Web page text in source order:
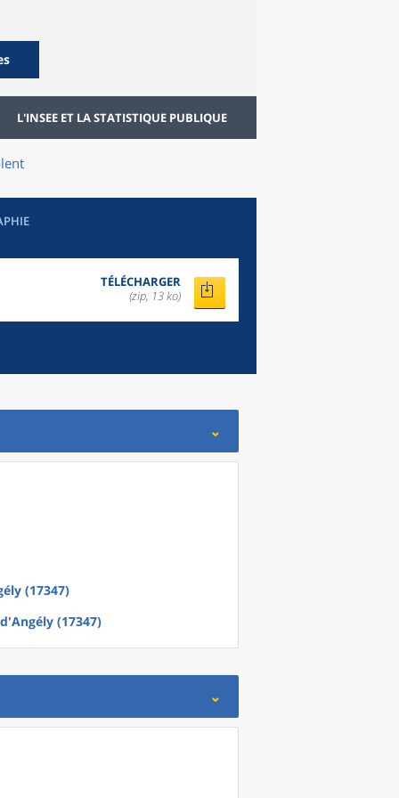
L'INSEE ET LA STATISTIQUE PUBLIQUE
TÉLÉCHARGER
(zip, 13 ko)
(17347)
(17347)